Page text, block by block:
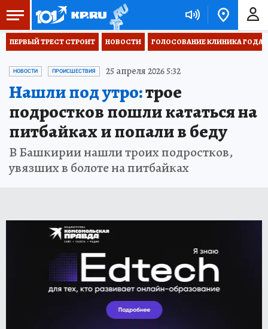
ПЕРВЫЙ ТРЕСТ СТРОИТ НОВОСТИ ГОЛОСОВАНИЕ КЛИНИКА ГОДА
НОВОСТИ ПРОИСШЕСТВИЯ 25 апреля 2026 5:32
Нашли под утро:трое
подростков пошли кататься на
питбайках и попали в беду
В Башкирии нашли троих подростков,
увязших в болоте на питбайках